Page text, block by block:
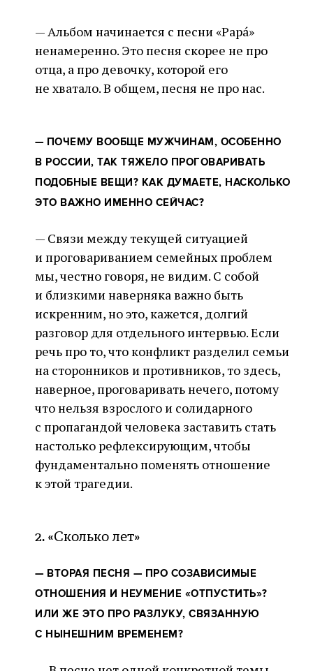
— Альбом начинается с песни «Papá»
ненамеренно. Это песня скорее не про
отца, а про девочку, которой его
не хватало. В общем, песня не про нас.
— ПОЧЕМУ ВООБЩЕ МУЖЧИНАМ, ОСОБЕННО
В РОССИИ, ТАК ТЯЖЕЛО ПРОГОВАРИВАТЬ
ПОДОБНЫЕ ВЕЩИ? КАК ДУМАЕТЕ, НАСКОЛЬКО
ЭТО ВАЖНО ИМЕННО СЕЙЧАС?
— Связи между текущей ситуацией
и проговариванием семейных проблем
мы, честно говоря, не видим. С собой
и близкими наверняка важно быть
искренним, но это, кажется, долгий
разговор для отдельного интервью. Если
речь про то, что конфликт разделил семьи
на сторонников и противников, то здесь,
наверное, проговаривать нечего, потому
что нельзя взрослого и солидарного
с пропагандой человека заставить стать
настолько рефлексирующим, чтобы
фундаментально поменять отношение
к этой трагедии.
2. «Сколько лет»
— ВТОРАЯ ПЕСНЯ — ПРО СОЗАВИСИМЫЕ
ОТНОШЕНИЯ И НЕУМЕНИЕ «ОТПУСТИТЬ»?
ИЛИ ЖЕ ЭТО ПРО РАЗЛУКУ, СВЯЗАННУЮ
С НЫНЕШНИМ ВРЕМЕНЕМ?